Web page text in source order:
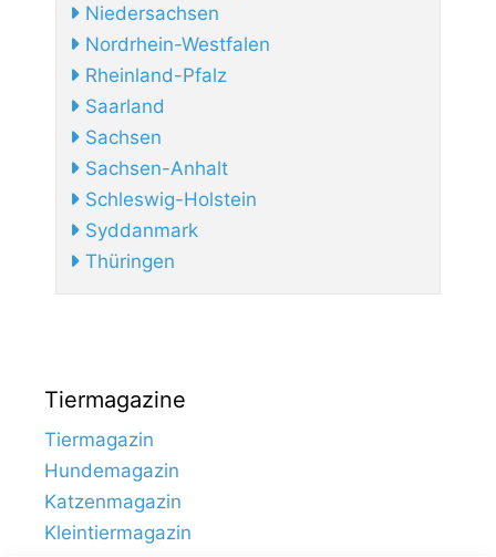
Niedersachsen
Nordrhein-Westfalen
Rheinland-Pfalz
Saarland
Sachsen
Sachsen-Anhalt
Schleswig-Holstein
Syddanmark
Thüringen
Tiermagazine
Tiermagazin
Hundemagazin
Katzenmagazin
Kleintiermagazin